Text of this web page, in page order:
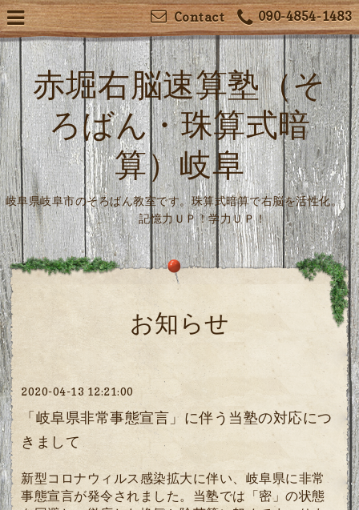
090-4854-1483
Contact
赤堀右脳速算塾（そ
ろばん・珠算式暗
算）岐阜
岐阜県岐阜市のそろばん教室です。珠算式暗算で右脳を活性化。
記憶力ＵＰ！学力ＵＰ！
お知らせ
2020-04-13 12:21:00
「岐阜県非常事態宣言」に伴う当塾の対応につ
きまして
新型コロナウィルス感染拡大に伴い、岐阜県に非常
事態宣言が発令されました。当塾では「密」の状態